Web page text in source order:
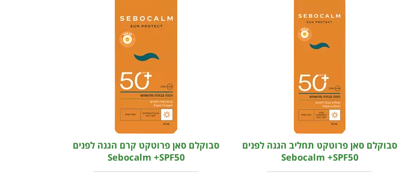
סבוקלם סאן פרוטקט תחליב הגנה לפנים
Sebocalm +SPF50
סבוקלם סאן פרוטקט קרם הגנה לפנים
Sebocalm +SPF50